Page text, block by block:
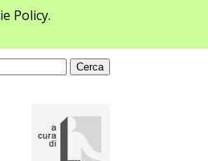
Policy.